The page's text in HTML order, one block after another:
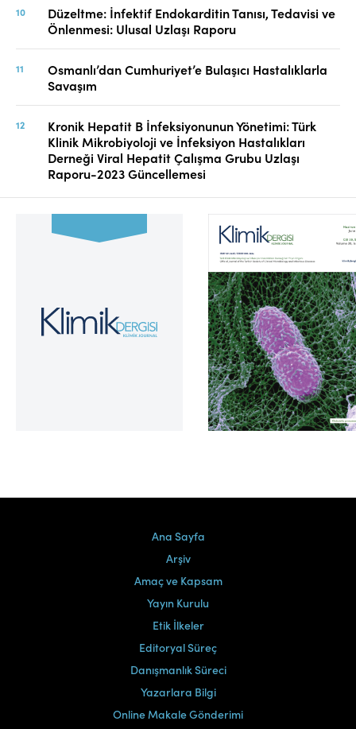
Düzeltme: İnfektif Endokarditin Tanısı, Tedavisi ve
Önlenmesi: Ulusal Uzlaşı Raporu
Osmanlı’dan Cumhuriyet’e Bulaşıcı Hastalıklarla
Savaşım
Kronik Hepatit B İnfeksiyonunun Yönetimi: Türk
Klinik Mikrobiyoloji ve İnfeksiyon Hastalıkları
Derneği Viral Hepatit Çalışma Grubu Uzlaşı
Raporu-2023 Güncellemesi
Cilt 39, Sayı 2
Ana Sayfa
Arşiv
Amaç ve Kapsam
Yayın Kurulu
Etik İlkeler
Editoryal Süreç
Danışmanlık Süreci
Yazarlara Bilgi
Online Makale Gönderimi